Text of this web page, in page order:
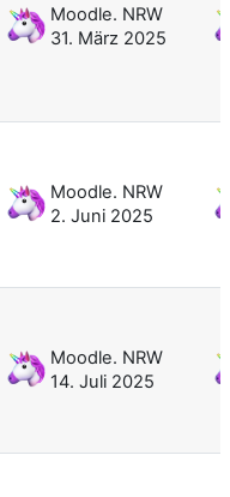
Moodle. NRW
31. März 2025
Moodle. NRW
2. Juni 2025
Moodle. NRW
14. Juli 2025